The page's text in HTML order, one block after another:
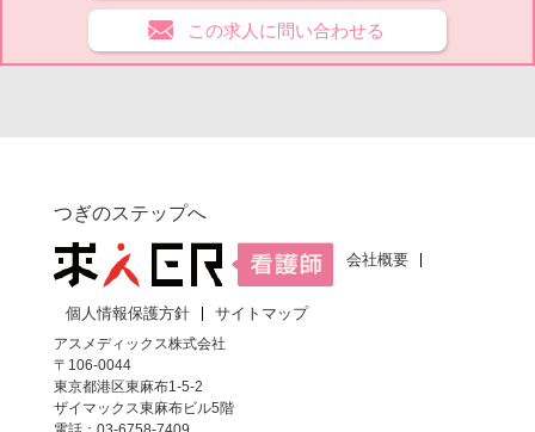
この求人に問い合わせる
つぎのステップへ
会社概要
個人情報保護方針
サイトマップ
アスメディックス株式会社
〒106-0044
東京都港区東麻布1-5-2
ザイマックス東麻布ビル5階